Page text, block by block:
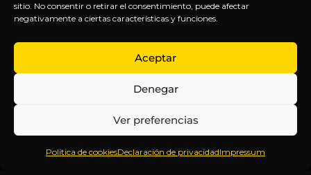
sitio. No consentir o retirar el consentimiento, puede afectar
negativamente a ciertas características y funciones.
Aceptar
Denegar
Ver preferencias
Política de cookiesDeclaración de privacidadImpressum
Inteligencia
Anticipándonos
EXPLORA
Inicio
Sobre
Contenido
Webinars
LEGAL
Política
de
Términos y
Aviso
SÍGUENOS